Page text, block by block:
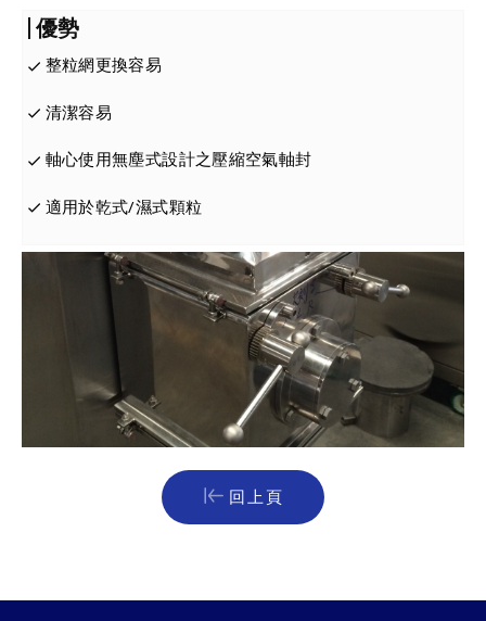
優勢
整粒網更換容易
清潔容易
軸心使用無塵式設計之壓縮空氣軸封
適用於乾式/濕式顆粒
回上頁